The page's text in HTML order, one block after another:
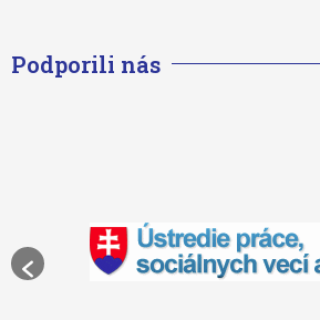
Podporili nás